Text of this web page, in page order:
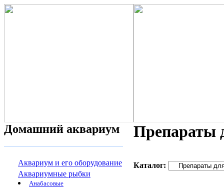
Домашний аквариум
Аквариум и его оборудование
Аквариумные рыбки
Анабасовые
Препараты
Каталог: